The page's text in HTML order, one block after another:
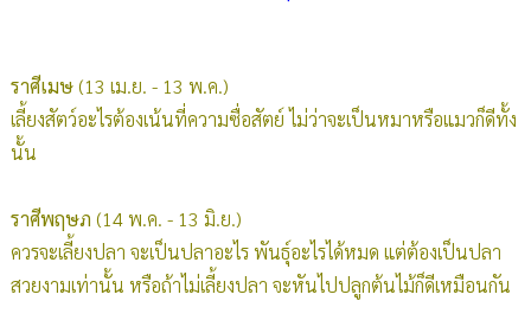
ราศีเมษ(13 เม.ย. - 13 พ.ค.)
เลี้ยงสัตว์อะไรต้องเน้นที่ความซื่อสัตย์ ไม่ว่าจะเป็นหมาหรือแมวก็ดีทั้ง
นั้น
ราศีพฤษภ (14 พ.ค. - 13 มิ.ย.)
ควรจะเลี้ยงปลา จะเป็นปลาอะไร พันธุ์อะไรได้หมด แต่ต้องเป็นปลา
สวยงามเท่านั้น หรือถ้าไม่เลี้ยงปลา จะหันไปปลูกต้นไม้ก็ดีเหมือนกัน